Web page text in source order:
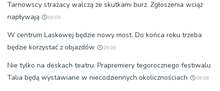
Tarnowscy strażacy walczą ze skutkami burz. Zgłoszenia wciąż
napływają
09:09
W centrum Laskowej będzie nowy most. Do końca roku trzeba
będzie korzystać z objazdów
09:09
Nie tylko na deskach teatru. Prapremiery tegorocznego festiwalu
Talia będą wystawiane w niecodziennych okolicznościach
08:08